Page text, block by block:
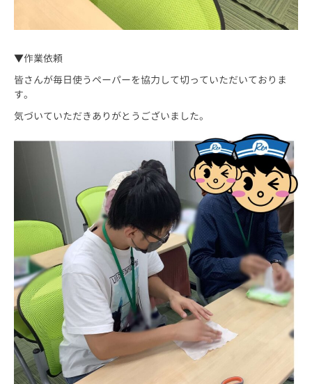
▼作業依頼
皆さんが毎日使うペーパーを協力して切っていただいておりま
す。
気づいていただきありがとうございました。